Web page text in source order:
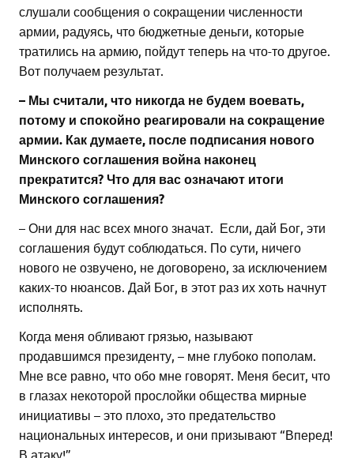
слушали сообщения о сокращении численности
армии, радуясь, что бюджетные деньги, которые
тратились на армию, пойдут теперь на что-то другое.
Вот получаем результат.
– Мы считали, что никогда не будем воевать,
потому и спокойно реагировали на сокращение
армии. Как думаете, после подписания нового
Минского соглашения война наконец
прекратится? Что для вас означают итоги
Минского соглашения?
– Они для нас всех много значат. Если, дай Бог, эти
соглашения будут соблюдаться. По сути, ничего
нового не озвучено, не договорено, за исключением
каких-то нюансов. Дай Бог, в этот раз их хоть начнут
исполнять.
Когда меня обливают грязью, называют
продавшимся президенту, – мне глубоко пополам.
Мне все равно, что обо мне говорят. Меня бесит, что
в глазах некоторой прослойки общества мирные
инициативы – это плохо, это предательство
национальных интересов, и они призывают “Вперед!
В атаку!”